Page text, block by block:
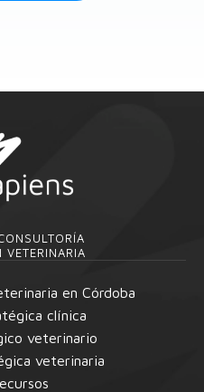
VETERINARIA
en Córdoba
clínica
veterinario
veterinaria